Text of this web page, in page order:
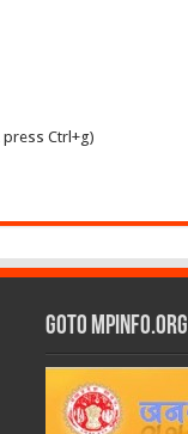
Ctrl+g)
GOTO MPINFO.ORG